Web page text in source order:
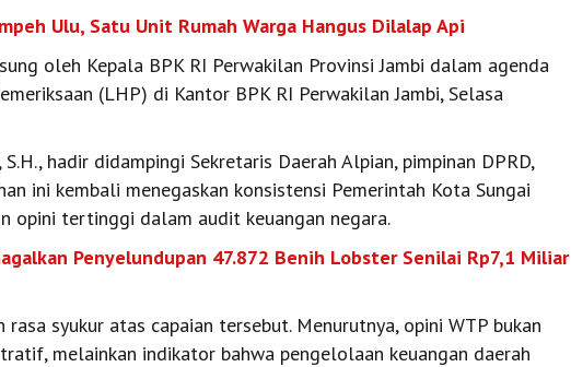
Ulu, Satu Unit Rumah Warga Hangus Dilalap Api
oleh Kepala BPK RI Perwakilan Provinsi Jambi dalam agenda
(LHP) di Kantor BPK RI Perwakilan Jambi, Selasa
hadir didampingi Sekretaris Daerah Alpian, pimpinan DPRD,
ini kembali menegaskan konsistensi Pemerintah Kota Sungai
opini tertinggi dalam audit keuangan negara.
Penyelundupan 47.872 Benih Lobster Senilai Rp7,1 Miliar
syukur atas capaian tersebut. Menurutnya, opini WTP bukan
melainkan indikator bahwa pengelolaan keuangan daerah